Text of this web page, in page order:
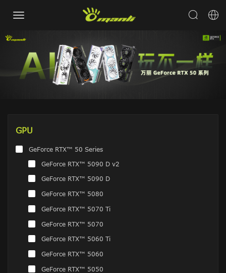
GPU
GeForce RTX™ 50 Series
GeForce RTX™ 5090 D v2
GeForce RTX™ 5090 D
GeForce RTX™ 5080
GeForce RTX™ 5070 Ti
GeForce RTX™ 5070
GeForce RTX™ 5060 Ti
GeForce RTX™ 5060
GeForce RTX™ 5050